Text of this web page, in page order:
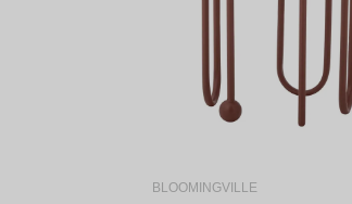
BLOOMINGVILLE